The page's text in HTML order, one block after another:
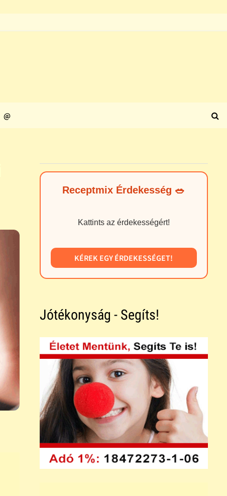
@
Receptmix Érdekesség 🥗
Kattints az érdekességért!
KÉREK EGY ÉRDEKESSÉGET!
Jótékonyság - Segíts!